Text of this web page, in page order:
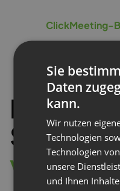
ClickMeeting-
Beginnen
Schritten
v
diene
Sie
Daten
kann.
Wir nutzen
Technologien
Technologien
unsere
und Ihnen